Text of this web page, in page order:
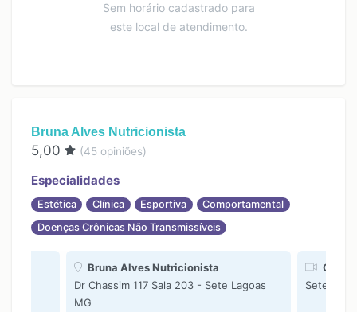
Sem horário cadastrado para
este local de atendimento.
Bruna Alves Nutricionista
5,00 (45 opiniões)
Especialidades
Estética Clínica Esportiva
Comportamental
Doenças Crônicas Não Transmissíveis
Bruna Alves Nutricionista
Dr Chassim 117 Sala 203 - Sete Lagoas
MG
On-
Sete